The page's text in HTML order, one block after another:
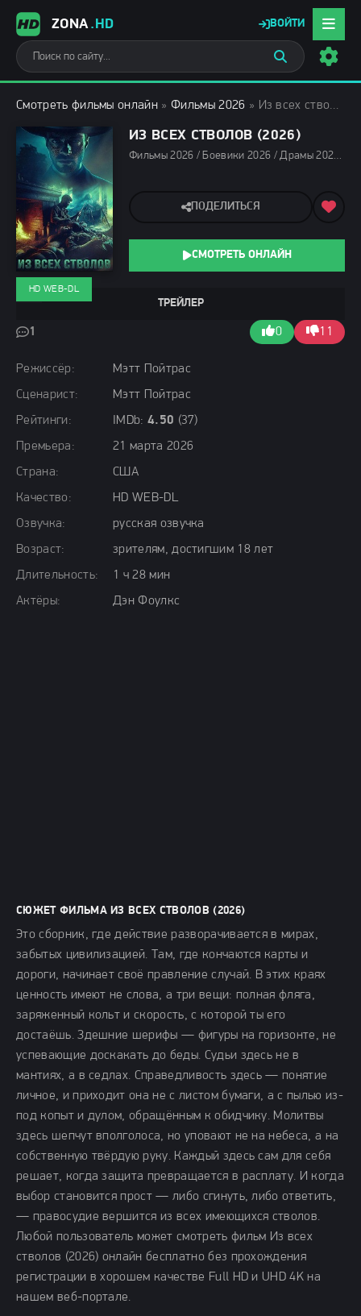
ZONA.HD ВОЙТИ
Смотреть фильмы онлайн » Фильмы 2026 » Из всех стволов (2026)
ИЗ ВСЕХ СТВОЛОВ (2026)
Фильмы 2026 / Боевики 2026 / Драмы 2026 / Фильмы марта 2026 / Последние фильмы 2026 / Новинки кино 2026 / Зарубежные фильмы 2026 / Фильмы весны 2026 / Смотреть фильмы онлайн
Режиссёр:
Мэтт Пойтрас
Сценарист:
Мэтт Пойтрас
Рейтинги:
IMDb: 4.50 (37)
Премьера:
21 марта 2026
Страна:
США
Качество:
HD WEB-DL
Озвучка:
русская озвучка
Возраст:
зрителям, достигшим 18 лет
Длительность:
1 ч 28 мин
Актёры:
Дэн Фоулкс
ТРЕЙЛЕР
1 0 11
HD WEB-DL
ПОДЕЛИТЬСЯ
СМОТРЕТЬ ОНЛАЙН
СЮЖЕТ ФИЛЬМА ИЗ ВСЕХ СТВОЛОВ (2026)
Это сборник, где действие разворачивается в мирах,
забытых цивилизацией. Там, где кончаются карты и
дороги, начинает своё правление случай. В этих краях
ценность имеют не слова, а три вещи: полная фляга,
заряженный кольт и скорость, с которой ты его
достаёшь. Здешние шерифы — фигуры на горизонте, не
успевающие доскакать до беды. Судьи здесь не в
мантиях, а в седлах. Справедливость здесь — понятие
личное, и приходит она не с листом бумаги, а с пылью из-
под копыт и дулом, обращённым к обидчику. Молитвы
здесь шепчут вполголоса, но уповают не на небеса, а на
собственную твёрдую руку. Каждый здесь сам для себя
решает, когда защита превращается в расплату. И когда
выбор становится прост — либо сгинуть, либо ответить,
— правосудие вершится из всех имеющихся стволов.
Любой пользователь может смотреть фильм Из всех
стволов (2026) онлайн бесплатно без прохождения
регистрации в хорошем качестве Full HD и UHD 4K на
нашем веб-портале.